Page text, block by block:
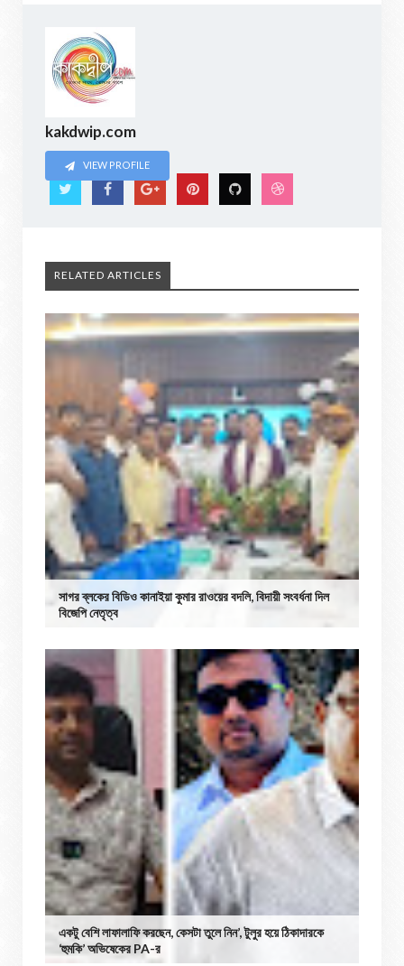
kakdwip.com
VIEW PROFILE
RELATED ARTICLES
সাগর ব্লকের বিডিও কানাইয়া কুমার রাওয়ের বদলি, বিদায়ী সংবর্ধনা দিল
বিজেপি নেতৃত্ব
একটু বেশি লাফালাফি করছেন, কেসটা তুলে নিন’, টুলুর হয়ে ঠিকাদারকে
‘হুমকি’ অভিষেকের PA-র